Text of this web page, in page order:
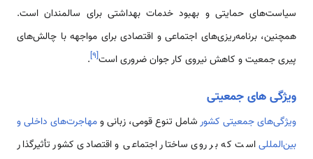
سیاست‌های حمایتی و بهبود خدمات بهداشتی برای سالمندان است.
همچنین، برنامه‌ریزی‌های اجتماعی و اقتصادی برای مواجهه با چالش‌های
پیری جمعیت و کاهش نیروی کار جوان ضروری است[۹]
.
ویژگی های جمعیتی
ویژگی‌های جمعیتی کشورشامل تنوع قومی، زبانی ومهاجرت‌های داخلی و
بین‌المللیاست که بر روی ساختار اجتماعی و اقتصادی کشور تأثیرگذار